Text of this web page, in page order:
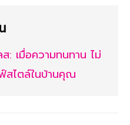
ส: เมื่อความทนทาน ไม่
สไตล์ในบ้านคุณ